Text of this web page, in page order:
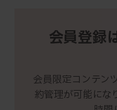
会員登録
会員限定コンテン
約管理が可能にな